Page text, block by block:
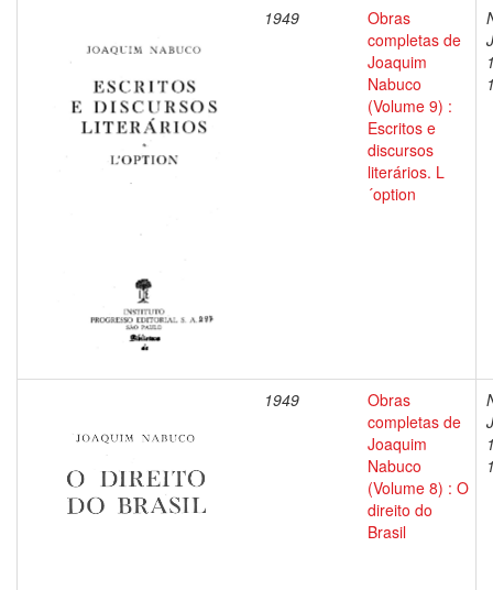
1949
Obras
completas de
Joaquim
Nabuco
(Volume 9) :
Escritos e
discursos
literários. L
´option
1949
Obras
completas de
Joaquim
Nabuco
(Volume 8) : O
direito do
Brasil